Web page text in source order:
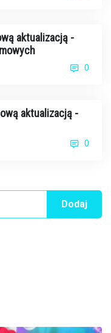
aktualizacją -
0
aktualizacją -
0
Dodaj